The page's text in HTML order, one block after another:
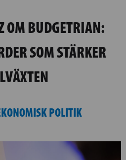
OM BUDGETRIAN:
SOM STÄRKER
POLITIK